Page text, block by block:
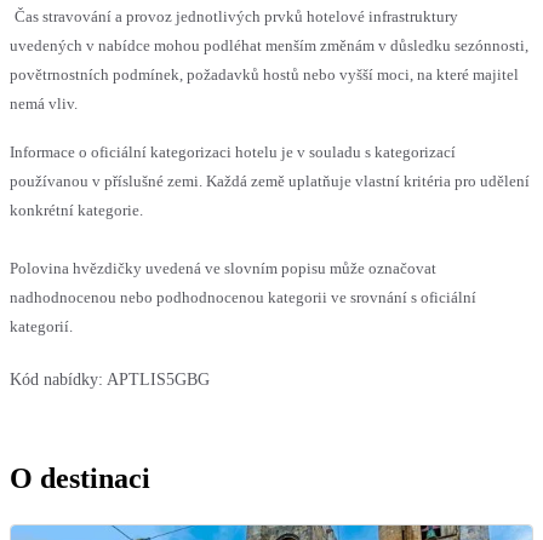
Čas stravování a provoz jednotlivých prvků hotelové infrastruktury
uvedených v nabídce mohou podléhat menším změnám v důsledku sezónnosti,
povětrnostních podmínek, požadavků hostů nebo vyšší moci, na které majitel
nemá vliv.
Informace o oficiální kategorizaci hotelu je v souladu s kategorizací
používanou v příslušné zemi. Každá země uplatňuje vlastní kritéria pro udělení
konkrétní kategorie.
Polovina hvězdičky uvedená ve slovním popisu může označovat
nadhodnocenou nebo podhodnocenou kategorii ve srovnání s oficiální
kategorií.
Kód nabídky: APTLIS5GBG
O destinaci